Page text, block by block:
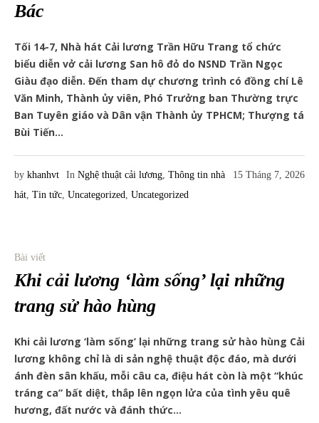
Bác
Tối 14-7, Nhà hát Cải lương Trần Hữu Trang tổ chức
biểu diễn vở cải lương San hô đỏ do NSND Trần Ngọc
Giàu đạo diễn. Đến tham dự chương trình có đồng chí Lê
Văn Minh, Thành ủy viên, Phó Trưởng ban Thường trực
Ban Tuyên giáo và Dân vận Thành ủy TPHCM; Thượng tá
Bùi Tiến...
15 Tháng 7, 2026
by khanhvt In Nghệ thuật cải lương, Thông tin nhà
hát, Tin tức, Uncategorized, Uncategorized
Bài viết
Khi cải lương ‘làm sống’ lại những
trang sử hào hùng
Khi cải lương ‘làm sống’ lại những trang sử hào hùng Cải
lương không chỉ là di sản nghệ thuật độc đáo, mà dưới
ánh đèn sân khấu, mỗi câu ca, điệu hát còn là một “khúc
tráng ca” bất diệt, thắp lên ngọn lửa của tình yêu quê
hương, đất nước và đánh thức...